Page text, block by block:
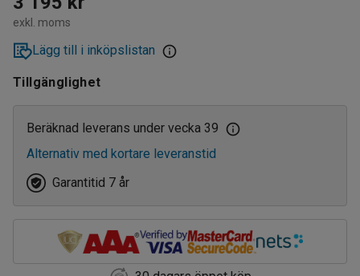
exkl. moms
Lägg till i inköpslistan
Tillgänglighet
Beräknad leverans under vecka 39
Alternativ med kortare leveranstid
Garantitid 7 år